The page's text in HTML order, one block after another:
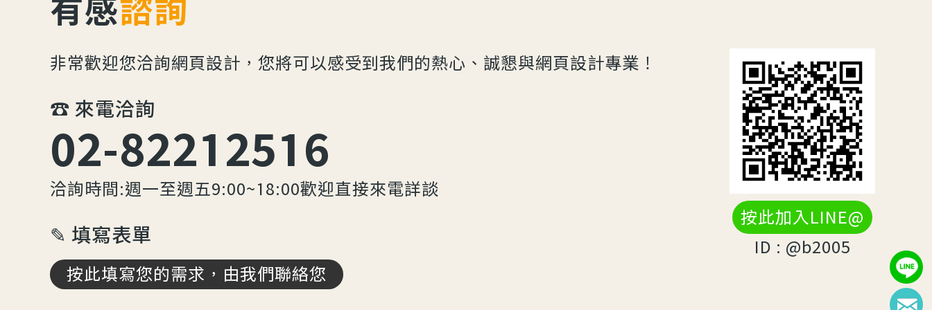
有感諮詢
非常歡迎您洽詢網頁設計，您將可以感受到我們的熱心、誠懇與網頁設計專業！
☎︎ 來電洽詢
02-82212516
洽詢時間:週一至週五9:00~18:00歡迎直接來電詳談
✎ 填寫表單
按此填寫您的需求，由我們聯絡您
按此加入LINE@
ID : @b2005